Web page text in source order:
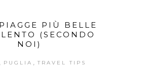
PIÙ BELLE
(SECONDO
NOI)
PUGLIA TRAVEL TIPS